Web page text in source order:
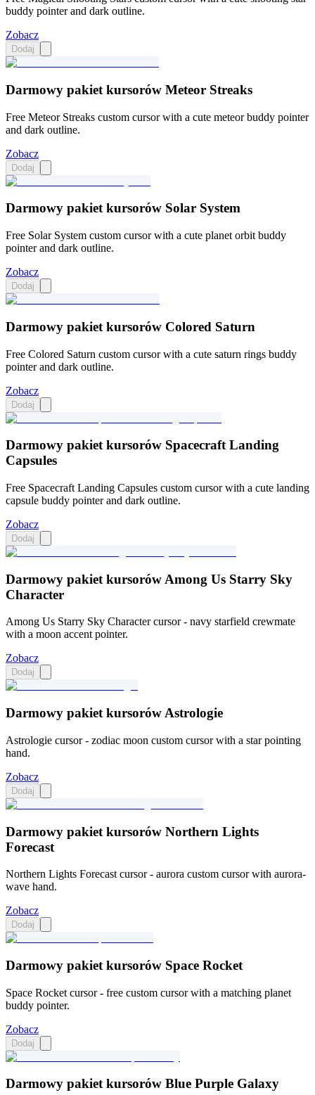
buddy pointer and dark outline.
Zobacz
Dodaj
Darmowy pakiet kursorów Meteor Streaks
Free Meteor Streaks custom cursor with a cute meteor buddy pointer
and dark outline.
Zobacz
Dodaj
Darmowy pakiet kursorów Solar System
Free Solar System custom cursor with a cute planet orbit buddy
pointer and dark outline.
Zobacz
Dodaj
Darmowy pakiet kursorów Colored Saturn
Free Colored Saturn custom cursor with a cute saturn rings buddy
pointer and dark outline.
Zobacz
Dodaj
Darmowy pakiet kursorów Spacecraft Landing
Capsules
Free Spacecraft Landing Capsules custom cursor with a cute landing
capsule buddy pointer and dark outline.
Zobacz
Dodaj
Darmowy pakiet kursorów Among Us Starry Sky
Character
Among Us Starry Sky Character cursor - navy starfield crewmate
with a moon accent pointer.
Zobacz
Dodaj
Darmowy pakiet kursorów Astrologie
Astrologie cursor - zodiac moon custom cursor with a star pointing
hand.
Zobacz
Dodaj
Darmowy pakiet kursorów Northern Lights
Forecast
Northern Lights Forecast cursor - aurora custom cursor with aurora-
wave hand.
Zobacz
Dodaj
Darmowy pakiet kursorów Space Rocket
Space Rocket cursor - free custom cursor with a matching planet
buddy pointer.
Zobacz
Dodaj
Darmowy pakiet kursorów Blue Purple Galaxy